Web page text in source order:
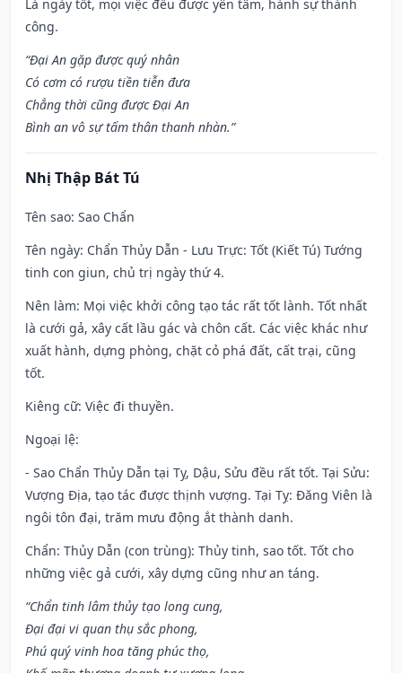
Là ngày tốt, mọi việc đều được yên tâm, hành sự thành
công.
“Đại An gặp được quý nhân
Có cơm có rượu tiền tiễn đưa
Chẳng thời cũng được Đại An
Bình an vô sự tấm thân thanh nhàn.”
Nhị Thập Bát Tú
Tên sao: Sao Chẩn
Tên ngày: Chẩn Thủy Dẫn - Lưu Trực: Tốt (Kiết Tú) Tướng
tinh con giun, chủ trị ngày thứ 4.
Nên làm: Mọi việc khởi công tạo tác rất tốt lành. Tốt nhất
là cưới gả, xây cất lầu gác và chôn cất. Các việc khác như
xuất hành, dựng phòng, chặt cỏ phá đất, cất trại, cũng
tốt.
Kiêng cữ: Việc đi thuyền.
Ngoại lệ:
- Sao Chẩn Thủy Dẫn tại Tỵ, Dậu, Sửu đều rất tốt. Tại Sửu:
Vượng Địa, tạo tác được thịnh vượng. Tại Tỵ: Đăng Viên là
ngôi tôn đại, trăm mưu động ắt thành danh.
Chẩn: Thủy Dẫn (con trùng): Thủy tinh, sao tốt. Tốt cho
những việc gả cưới, xây dựng cũng như an táng.
“Chẩn tinh lâm thủy tạo long cung,
Đại đại vi quan thụ sắc phong,
Phú quý vinh hoa tăng phúc thọ,